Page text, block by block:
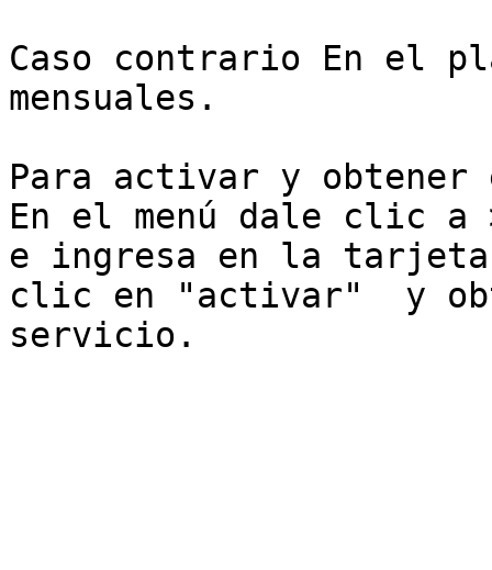
Caso contrario En el
mensuales.
Para activar y
En el menú dale clic a
e ingresa en la tarjeta
clic en "activar"  y